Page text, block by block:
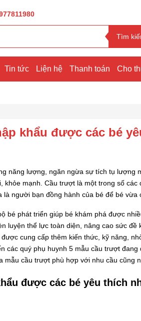
Tìm
Tin tức Liện hệ Thanh toán Cho
khẩu được các bé
năng lượng, ngăn ngừa sự tích tụ lượng
khỏe mạnh. Cầu trượt là một trong số
người bạn đồng hành của bé để bé vừa
bé phát triển giúp bé khám phá được
luyện thể lực toàn diện, nâng cao sức
cung cấp thêm kiến thức, kỹ năng,
các quý phụ huynh 5 mẫu cầu trượt
mẫu cầu trượt phù hợp với nhu cầu cũng
được các bé yêu thích